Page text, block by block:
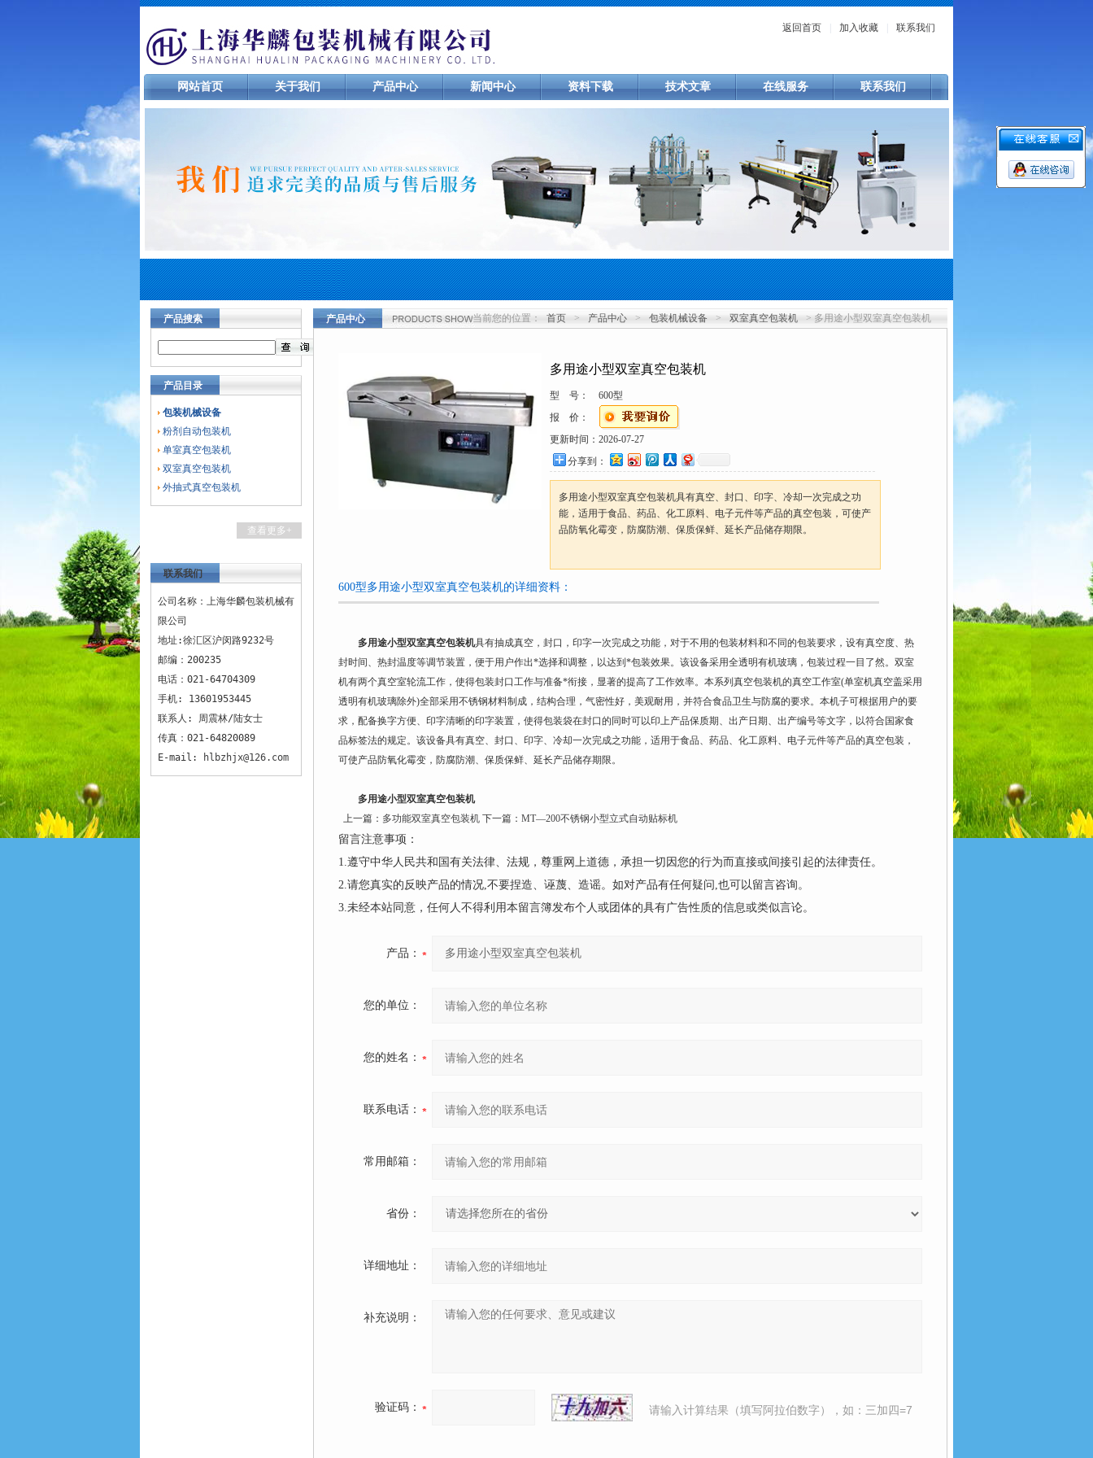
返回首页 加入收藏 联系我们
网站首页 关于我们 产品中心 新闻中心 资料下载 技术文章 在线服务 联系我们
产品搜索
产品目录
包装机械设备
粉剂自动包装机
单室真空包装机
双室真空包装机
外抽式真空包装机
查看更多+
联系我们
公司名称：上海华麟包装机械有
限公司
地址:徐汇区沪闵路9232号
邮编：200235
电话：021-64704309
手机: 13601953445
联系人: 周震林/陆女士
传真：021-64820089
E-mail:
hlbzhjx@126.com
产品中心 当前您的位置： 首页 > 产品中心 > 包装机械设备 > 双室真空包装机 > 多用途小型双室真空包装机
多用途小型双室真空包装机
型 号：
600型
报 价：
更新时间： 2026-07-27
分享到：
多用途小型双室真空包装机具有真空、封口、印字、冷却一次完成之功
能，适用于食品、药品、化工原料、电子元件等产品的真空包装，可使产
品防氧化霉变，防腐防潮、保质保鲜、延长产品储存期限。
600型多用途小型双室真空包装机的详细资料：
多用途小型双室真空包装机具有抽成真空，封口，印字一次完成之功能，对于不用的包装材料和不同的包装要求，设有真空度、热
封时间、热封温度等调节装置，便于用户作出*选择和调整，以达到*包装效果。该设备采用全透明有机玻璃，包装过程一目了然。双室
机有两个真空室轮流工作，使得包装封口工作与准备*衔接，显著的提高了工作效率。本系列真空包装机的真空工作室(单室机真空盖采用
透明有机玻璃除外)全部采用不锈钢材料制成，结构合理，气密性好，美观耐用，并符合食品卫生与防腐的要求。本机子可根据用户的要
求，配备换字方便、印字清晰的印字装置，使得包装袋在封口的同时可以印上产品保质期、出产日期、出产编号等文字，以符合国家食
品标签法的规定。该设备具有真空、封口、印字、冷却一次完成之功能，适用于食品、药品、化工原料、电子元件等产品的真空包装，
可使产品防氧化霉变，防腐防潮、保质保鲜、延长产品储存期限。
多用途小型双室真空包装机
上一篇： 多功能双室真空包装机 下一篇： MT—200不锈钢小型立式自动贴标机
留言注意事项：
1.遵守中华人民共和国有关法律、法规，尊重网上道德，承担一切因您的行为而直接或间接引起的法律责任。
2.请您真实的反映产品的情况,不要捏造、诬蔑、造谣。如对产品有任何疑问,也可以留言咨询。
3.未经本站同意，任何人不得利用本留言簿发布个人或团体的具有广告性质的信息或类似言论。
产品：
您的单位：
您的姓名：
联系电话：
常用邮箱：
省份：
详细地址：
补充说明：
验证码： 请输入计算结果（填写阿拉伯数字），如：三加四=7